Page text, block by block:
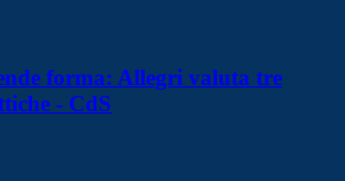
forma: Allegri valuta tre
- CdS